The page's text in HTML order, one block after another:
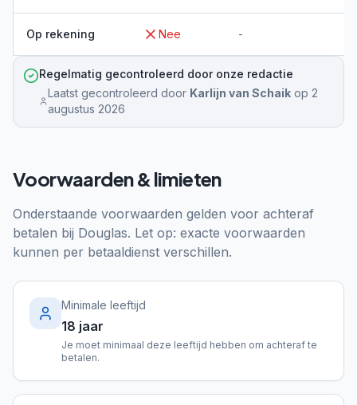
Op rekening Nee -
Regelmatig gecontroleerd door onze redactie
Laatst gecontroleerd door Karlijn van Schaik op 2
augustus 2026
Voorwaarden & limieten
Onderstaande voorwaarden gelden voor achteraf
betalen bij Douglas. Let op: exacte voorwaarden
kunnen per betaaldienst verschillen.
Minimale leeftijd
18 jaar
Je moet minimaal deze leeftijd hebben om achteraf te
betalen.